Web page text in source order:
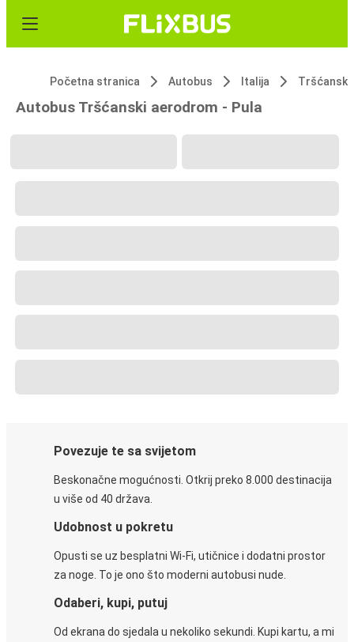
Početna stranica Autobus Italija Tršćanski
Autobus Tršćanski aerodrom - Pula
Povezuje te sa svijetom
Beskonačne mogućnosti. Otkrij preko 8.000 destinacija
u više od 40 država.
Udobnost u pokretu
Opusti se uz besplatni Wi-Fi, utičnice i dodatni prostor
za noge. To je ono što moderni autobusi nude.
Odaberi, kupi, putuj
Od ekrana do sjedala u nekoliko sekundi. Kupi kartu, a mi